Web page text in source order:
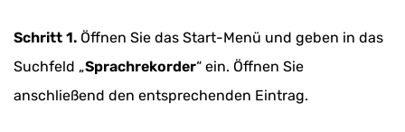
Schritt 1. Öffnen Sie das Start-Menü und geben in das
Suchfeld „Sprachrekorder“ ein. Öffnen Sie
anschließend den entsprechenden Eintrag.